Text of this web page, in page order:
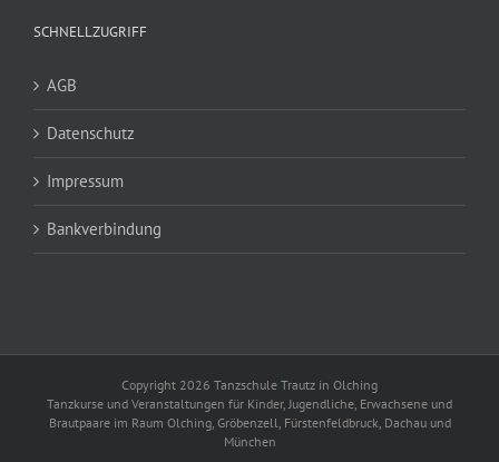
SCHNELLZUGRIFF
AGB
Datenschutz
Impressum
Bankverbindung
Copyright 2026 Tanzschule Trautz in Olching
Tanzkurse und Veranstaltungen für Kinder, Jugendliche, Erwachsene und
Brautpaare im Raum Olching, Gröbenzell, Fürstenfeldbruck, Dachau und
München